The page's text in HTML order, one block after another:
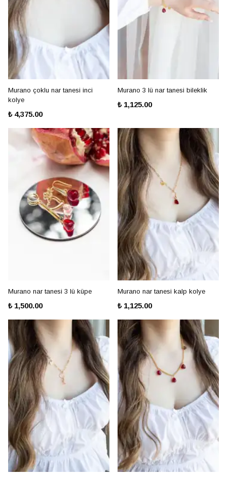
Murano çoklu nar tanesi inci
kolye
₺ 4,375.00
Murano 3 lü nar tanesi bileklik
₺ 1,125.00
Murano nar tanesi 3 lü küpe
₺ 1,500.00
Murano nar tanesi kalp kolye
₺ 1,125.00